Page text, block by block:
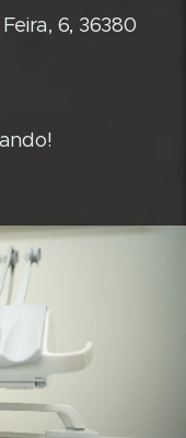
6, 36380